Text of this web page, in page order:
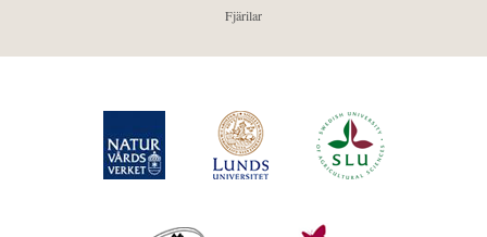
Fjärilar